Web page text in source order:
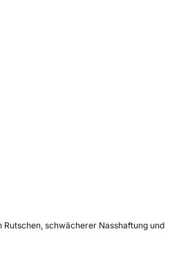
Rutschen, schwächerer Nasshaftung und